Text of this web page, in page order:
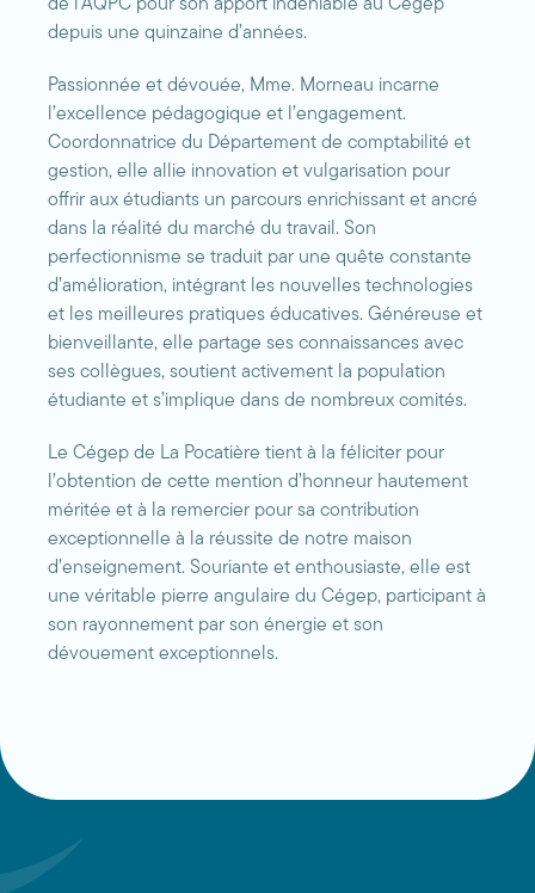
de l’AQPC pour son apport indéniable au Cégep
depuis une quinzaine d’années.
Passionnée et dévouée, Mme. Morneau incarne
l’excellence pédagogique et l’engagement.
Coordonnatrice du Département de comptabilité et
gestion, elle allie innovation et vulgarisation pour
offrir aux étudiants un parcours enrichissant et ancré
dans la réalité du marché du travail. Son
perfectionnisme se traduit par une quête constante
d’amélioration, intégrant les nouvelles technologies
et les meilleures pratiques éducatives. Généreuse et
bienveillante, elle partage ses connaissances avec
ses collègues, soutient activement la population
étudiante et s’implique dans de nombreux comités.
Le Cégep de La Pocatière tient à la féliciter pour
l’obtention de cette mention d’honneur hautement
méritée et à la remercier pour sa contribution
exceptionnelle à la réussite de notre maison
d’enseignement. Souriante et enthousiaste, elle est
une véritable pierre angulaire du Cégep, participant à
son rayonnement par son énergie et son
dévouement exceptionnels.